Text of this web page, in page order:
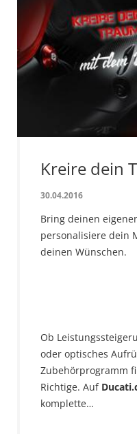
Kreire dein
30.04.2016
Bring deinen
personalisiere dein
deinen Wünschen.
Ob
oder optisches
Zubehörprogramm
Richtige. Auf
komplette…